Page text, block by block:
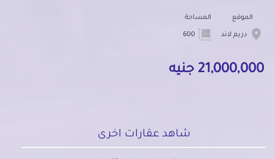
الموقع
دريم لاند
المساحة
21,000,000 جنيه
شاهد عقارات اخرى